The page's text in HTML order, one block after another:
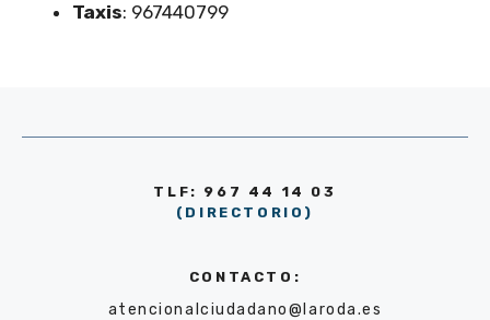
Taxis: 967440799
TLF: 967 44 14 03
(DIRECTORIO)
CONTACTO:
atencionalciudadano@laroda.es